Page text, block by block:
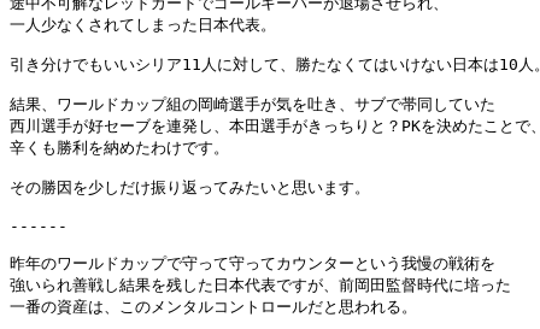
一人少なくされてしまった日本代表。
引き分けでもいいシリア11人に対して、勝たなくてはいけない日本は10人
結果、ワールドカップ組の岡崎選手が気を吐き、サブで帯同していた
西川選手が好セーブを連発し、本田選手がきっちりと？PKを決めたことで
辛くも勝利を納めたわけです。
その勝因を少しだけ振り返ってみたいと思います。
------
昨年のワールドカップで守って守ってカウンターという我慢の戦術を
強いられ善戦し結果を残した日本代表ですが、前岡田監督時代に培った
一番の資産は、このメンタルコントロールだと思われる。